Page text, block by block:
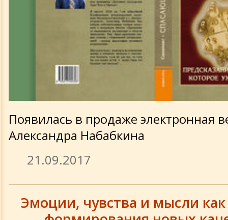
Появилась в продаже электронная
Александра Набабкина
21.09.2017
Эмоции, чувства и мысли
Контактная информация
Выступления
Обновления 2017 года
Обновления 2016 года
Обновления 2015 года